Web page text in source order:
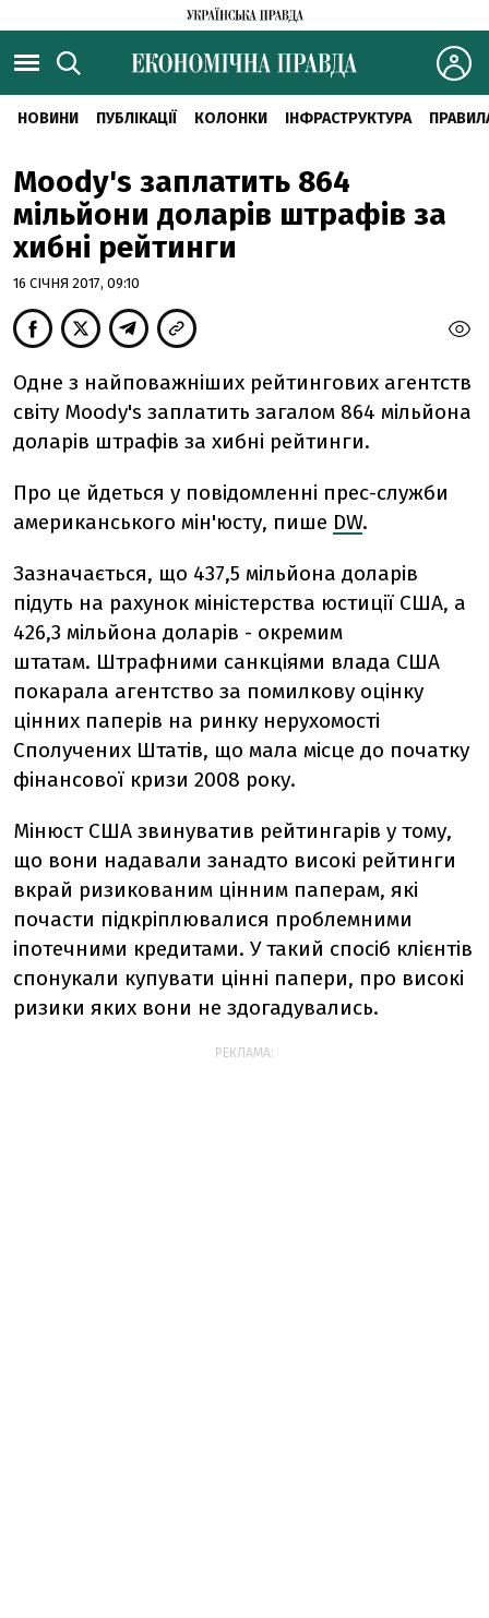
НОВИНИ ПУБЛІКАЦІЇ КОЛОНКИ ІНФРАСТРУКТУРА
Moody's заплатить 864
мільйони доларів штрафів за
хибні рейтинги
16 СІЧНЯ 2017, 09:10
Одне з найповажніших рейтингових агентств
світу Moody's заплатить загалом 864 мільйона
доларів штрафів за хибні рейтинги.
Про це йдеться у повідомленні прес-служби
американського мін'юсту, пише DW.
Зазначається, що 437,5 мільйона доларів
підуть на рахунок міністерства юстиції США, а
426,3 мільйона доларів - окремим
штатам. Штрафними санкціями влада США
покарала агентство за помилкову оцінку
цінних паперів на ринку нерухомості
Сполучених Штатів, що мала місце до початку
фінансової кризи 2008 року.
Мінюст США звинуватив рейтингарів у тому,
що вони надавали занадто високі рейтинги
вкрай ризикованим цінним паперам, які
почасти підкріплювалися проблемними
іпотечними кредитами. У такий спосіб клієнтів
спонукали купувати цінні папери, про високі
ризики яких вони не здогадувались.
РЕКЛАМА: